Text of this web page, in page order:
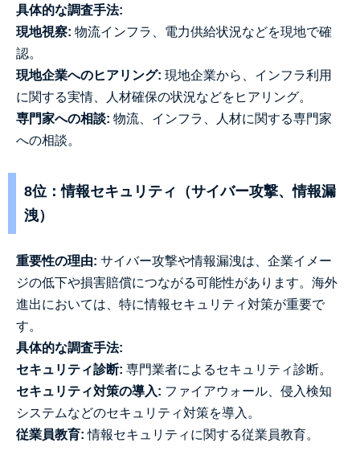
具体的な調査手法:
現地視察: 物流インフラ、電力供給状況などを現地で確
認。
現地企業へのヒアリング: 現地企業から、インフラ利用
に関する実情、人材確保の状況などをヒアリング。
専門家への相談: 物流、インフラ、人材に関する専門家
への相談。
8位：情報セキュリティ（サイバー攻撃、情報漏
洩）
重要性の理由: サイバー攻撃や情報漏洩は、企業イメー
ジの低下や損害賠償につながる可能性があります。海外
進出においては、特に情報セキュリティ対策が重要で
す。
具体的な調査手法:
セキュリティ診断: 専門業者によるセキュリティ診断。
セキュリティ対策の導入: ファイアウォール、侵入検知
システムなどのセキュリティ対策を導入。
従業員教育: 情報セキュリティに関する従業員教育。